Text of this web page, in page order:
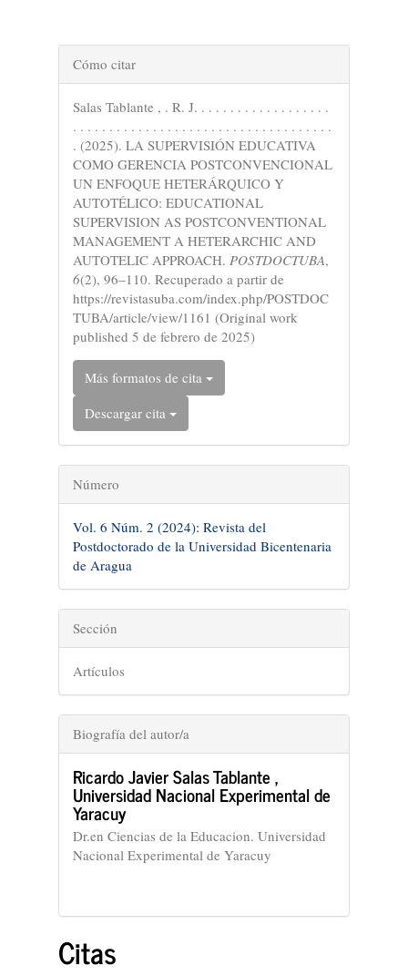
Detalles
del
artículo
Cómo citar
Salas Tablante , . R. J. . . . . . . . . . . . . . . . . . .
. . . . . . . . . . . . . . . . . . . . . . . . . . . . . . . . . . . .
. (2025). LA SUPERVISIÓN EDUCATIVA
COMO GERENCIA POSTCONVENCIONAL
UN ENFOQUE HETERÁRQUICO Y
AUTOTÉLICO: EDUCATIONAL
SUPERVISION AS POSTCONVENTIONAL
MANAGEMENT A HETERARCHIC AND
AUTOTELIC APPROACH. POSTDOCTUBA,
6(2), 96–110. Recuperado a partir de
https://revistasuba.com/index.php/POSTDOC
TUBA/article/view/1161 (Original work
published 5 de febrero de 2025)
Más formatos de cita
Descargar cita
Número
Vol. 6 Núm. 2 (2024): Revista del
Postdoctorado de la Universidad Bicentenaria
de Aragua
Sección
Artículos
Biografía del autor/a
Ricardo Javier Salas Tablante ,
Universidad Nacional Experimental de
Yaracuy
Dr.en Ciencias de la Educacion. Universidad
Nacional Experimental de Yaracuy
Citas